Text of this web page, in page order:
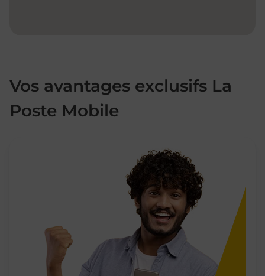
Vos avantages exclusifs La
Poste Mobile